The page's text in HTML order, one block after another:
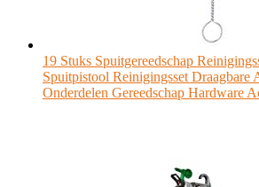
19 Stuks Spuitgereedschap
Spuitpistool Reinigingsset Draagbare
Onderdelen Gereedschap Hardware